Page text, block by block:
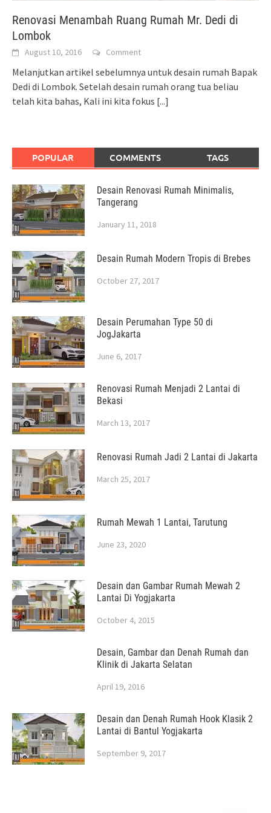
Renovasi Menambah Ruang Rumah Mr. Dedi di
Lombok
August 10, 2016 Comment
Melanjutkan artikel sebelumnya untuk desain rumah Bapak
Dedi di Lombok. Setelah desain rumah orang tua beliau
telah kita bahas, Kali ini kita fokus [...]
POPULAR COMMENTS TAGS
Desain Renovasi Rumah Minimalis,
Tangerang
January 11, 2018
Desain Rumah Modern Tropis di Brebes
October 27, 2017
Desain Perumahan Type 50 di
JogJakarta
June 6, 2017
Renovasi Rumah Menjadi 2 Lantai di
Bekasi
March 13, 2017
Renovasi Rumah Jadi 2 Lantai di Jakarta
March 25, 2017
Rumah Mewah 1 Lantai, Tarutung
June 23, 2020
Desain dan Gambar Rumah Mewah 2
Lantai Di Yogjakarta
October 4, 2015
Desain, Gambar dan Denah Rumah dan
Klinik di Jakarta Selatan
April 19, 2016
Desain dan Denah Rumah Hook Klasik 2
Lantai di Bantul Yogjakarta
September 9, 2017